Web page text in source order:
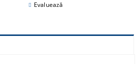
Evaluează